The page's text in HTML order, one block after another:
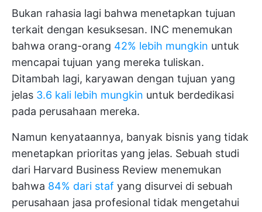
Bukan rahasia lagi bahwa menetapkan tujuan
terkait dengan kesuksesan. INC menemukan
bahwa orang-orang 42% lebih mungkin untuk
mencapai tujuan yang mereka tuliskan.
Ditambah lagi, karyawan dengan tujuan yang
jelas 3.6 kali lebih mungkin untuk berdedikasi
pada perusahaan mereka.
Namun kenyataannya, banyak bisnis yang tidak
menetapkan prioritas yang jelas. Sebuah studi
dari Harvard Business Review menemukan
bahwa 84% dari staf yang disurvei di sebuah
perusahaan jasa profesional tidak mengetahui